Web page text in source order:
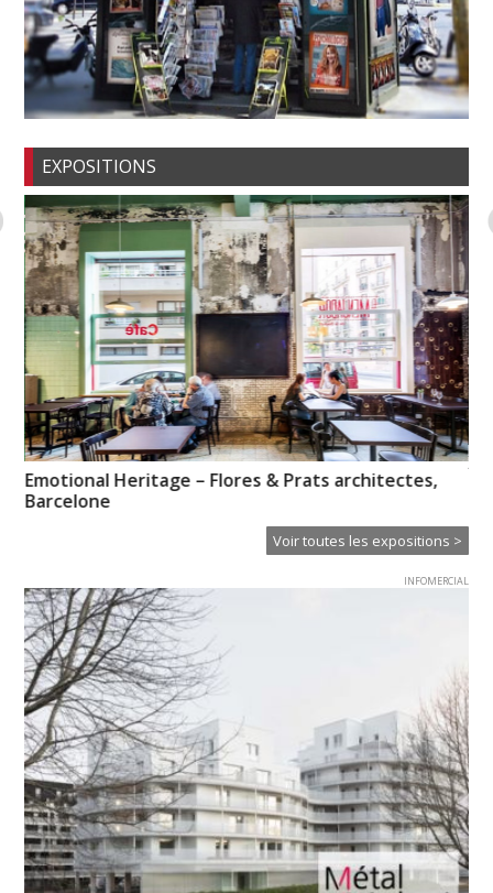
EXPOSITIONS
Emotional Heritage – Flores & Prats architectes,
Barcelone
Voir toutes les expositions >
INFOMERCIAL